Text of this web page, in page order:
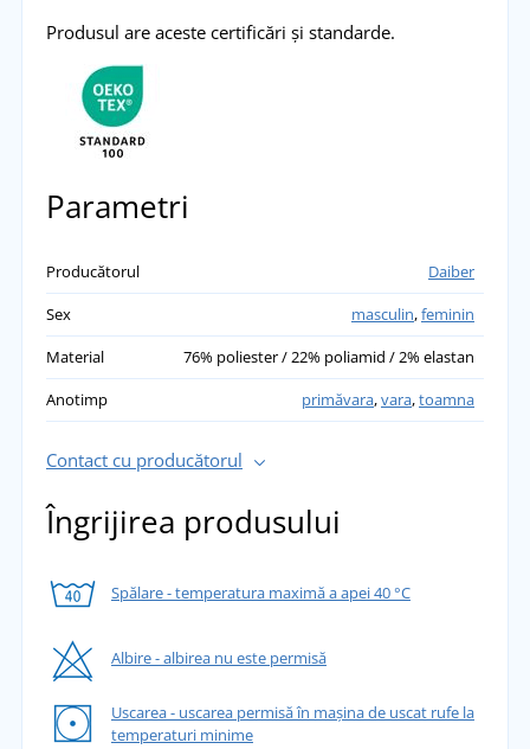
Produsul are aceste certificări și standarde.
Parametri
Producătorul
Daiber
Sex
masculin,feminin
Material
76% poliester / 22% poliamid / 2% elastan
Anotimp
primăvara,vara,toamna
Contact cu producătorul
Îngrijirea produsului
Spălare - temperatura maximă a apei 40 °C
Albire - albirea nu este permisă
Uscarea - uscarea permisă în mașina de uscat rufe la
temperaturi minime